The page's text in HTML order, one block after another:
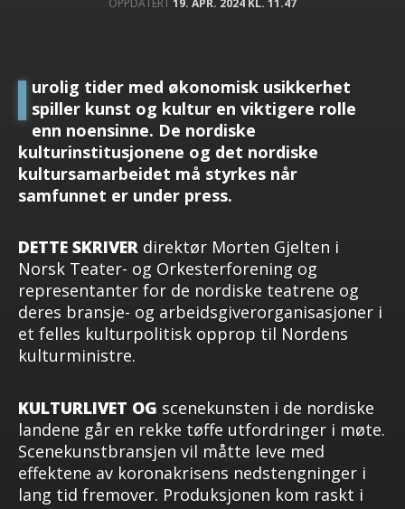
OPPDATERT19. APR. 2024 KL. 11.47
I urolig tider med økonomisk usikkerhet
spiller kunst og kultur en viktigere rolle
enn noensinne. De nordiske
kulturinstitusjonene og det nordiske
kultursamarbeidet må styrkes når
samfunnet er under press.
DETTE SKRIVER direktør Morten Gjelten i
Norsk Teater- og Orkesterforening og
representanter for de nordiske teatrene og
deres bransje- og arbeidsgiverorganisasjoner i
et felles kulturpolitisk opprop til Nordens
kulturministre.
KULTURLIVET OG scenekunsten i de nordiske
landene går en rekke tøffe utfordringer i møte.
Scenekunstbransjen vil måtte leve med
effektene av koronakrisens nedstengninger i
lang tid fremover. Produksjonen kom raskt i